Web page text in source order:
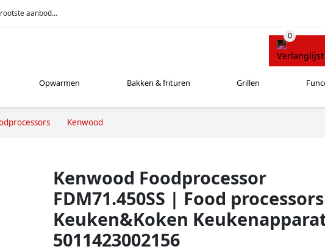
aanbod...
Opwarmen Bakken & frituren Grillen
Kenwood
Kenwood Foodprocessor
FDM71.450SS | Food
Keuken&Koken
5011423002156